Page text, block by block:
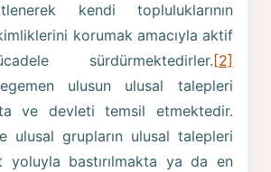
kendi topluluklarının
kimliklerini korumak amacıyla aktif
sürdürmektedirler. [2]
ulusun ulusal talepleri
ve devleti temsil etmektedir.
ulusal grupların ulusal talepleri
bastırılmakta ya da en